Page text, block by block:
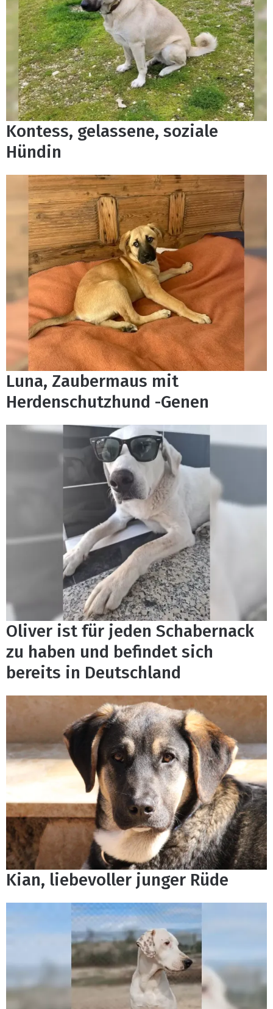
Kontess, gelassene, soziale
Hündin
Luna, Zaubermaus mit
Herdenschutzhund -Genen
Oliver ist für jeden Schabernack
zu haben und befindet sich
bereits in Deutschland
Kian, liebevoller junger Rüde